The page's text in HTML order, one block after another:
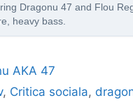
Dragonu 47 and Flou
heavy bass.
AKA 47
, Critica sociala,